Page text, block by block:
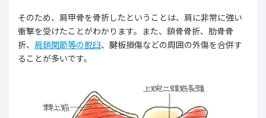
そのため、肩甲骨を骨折したということは、肩に非常に強い
衝撃を受けたことがわかります。また、鎖骨骨折、肋骨骨
折、 肩鎖関節等の脱臼、腱板損傷などの周囲の外傷を合併す
ることが多いです。